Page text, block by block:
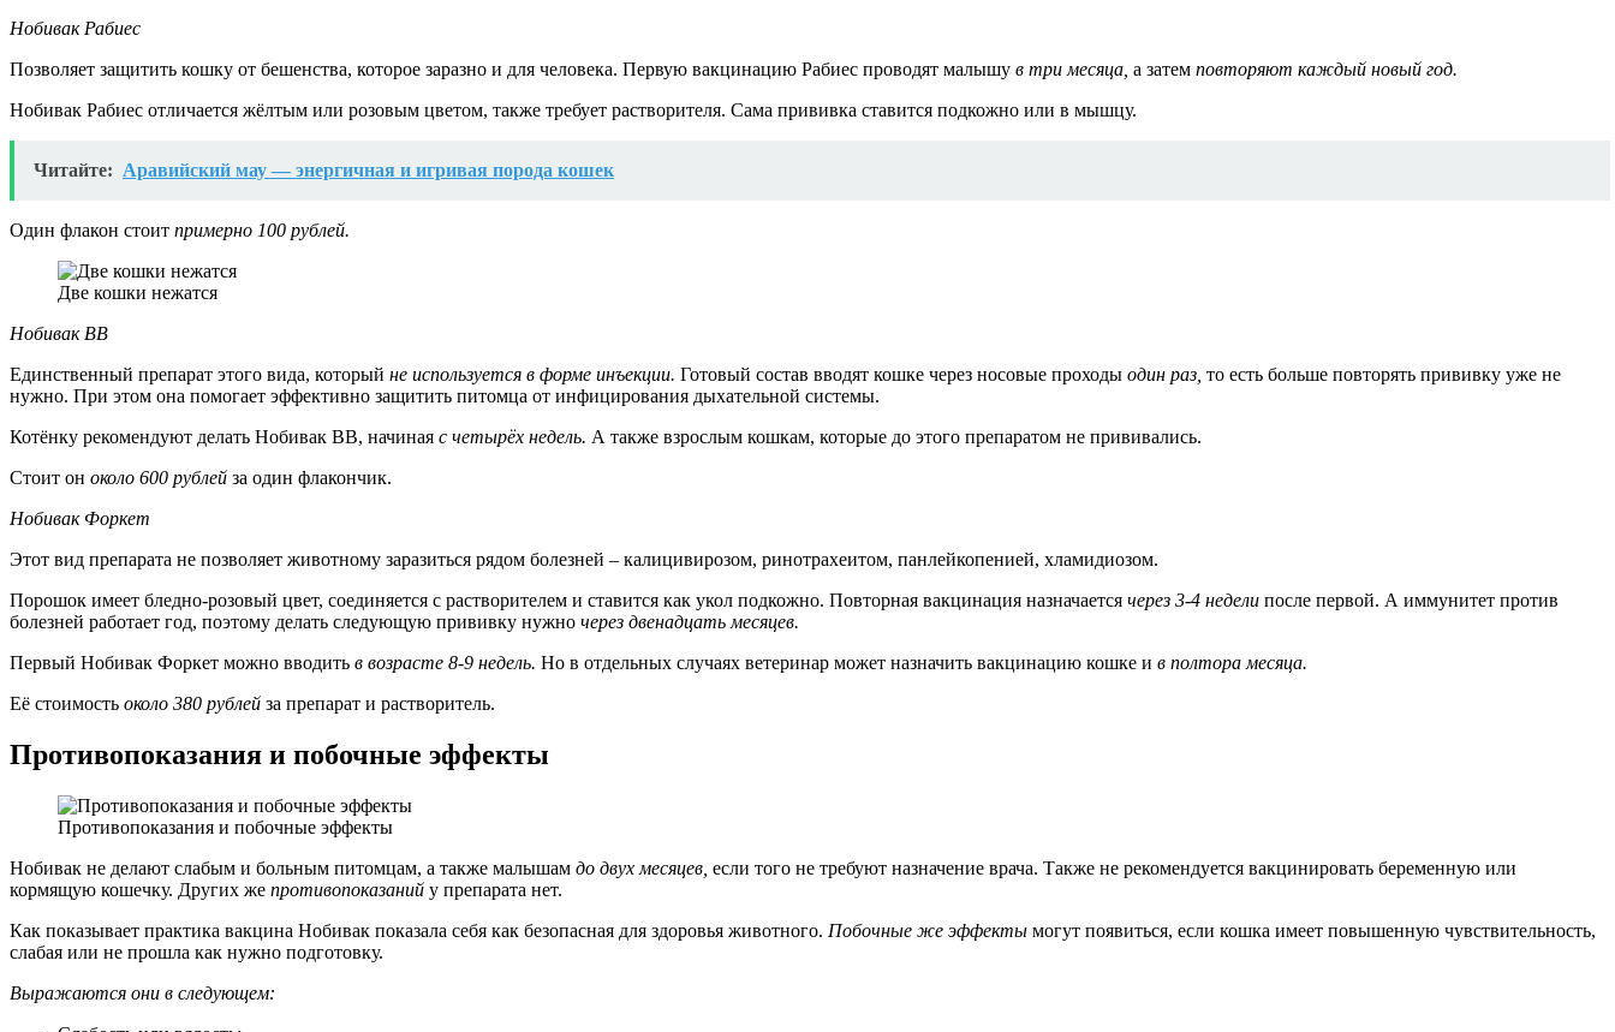
Нобивак Рабиес
Позволяет защитить кошку от бешенства, которое заразно и для человека. Первую вакцинацию Рабиес проводят малышу в три месяца, а затем повторяют каждый новый год.
Нобивак Рабиес отличается жёлтым или розовым цветом, также требует растворителя. Сама прививка ставится подкожно или в мышцу.
Читайте: Аравийский мау — энергичная и игривая порода кошек
Один флакон стоит примерно 100 рублей.
Две кошки нежатся
Нобивак ВВ
Единственный препарат этого вида, который не используется в форме инъекции. Готовый состав вводят кошке через носовые проходы один раз, то есть больше повторять прививку уже не
нужно. При этом она помогает эффективно защитить питомца от инфицирования дыхательной системы.
Котёнку рекомендуют делать Нобивак ВВ, начиная с четырёх недель. А также взрослым кошкам, которые до этого препаратом не прививались.
Стоит он около 600 рублей за один флакончик.
Нобивак Форкет
Этот вид препарата не позволяет животному заразиться рядом болезней – калицивирозом, ринотрахеитом, панлейкопенией, хламидиозом.
Порошок имеет бледно-розовый цвет, соединяется с растворителем и ставится как укол подкожно. Повторная вакцинация назначается через 3-4 недели после первой. А иммунитет против
болезней работает год, поэтому делать следующую прививку нужно через двенадцать месяцев.
Первый Нобивак Форкет можно вводить в возрасте 8-9 недель. Но в отдельных случаях ветеринар может назначить вакцинацию кошке и в полтора месяца.
Её стоимость около 380 рублей за препарат и растворитель.
Противопоказания и побочные эффекты
Противопоказания и побочные эффекты
Нобивак не делают слабым и больным питомцам, а также малышам до двух месяцев, если того не требуют назначение врача. Также не рекомендуется вакцинировать беременную или
кормящую кошечку. Других же противопоказаний у препарата нет.
Как показывает практика вакцина Нобивак показала себя как безопасная для здоровья животного. Побочные же эффекты могут появиться, если кошка имеет повышенную чувствительность,
слабая или не прошла как нужно подготовку.
Выражаются они в следующем: